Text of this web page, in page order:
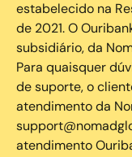
estabelecido na
de 2021. O
subsidiário, da
Para quaisquer
de suporte, o
atendimento da
atendimento